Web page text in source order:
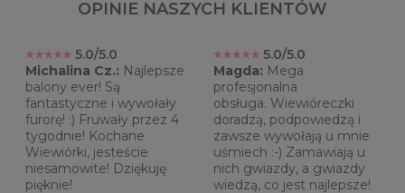
OPINIE NASZYCH KLIENTÓW
5.0/5.0
Michalina Cz.: Najlepsze
balony ever! Są
fantastyczne i wywołały
furorę! :) Fruwały przez 4
tygodnie! Kochane
Wiewiórki, jesteście
niesamowite! Dziękuję
pięknie!
5.0/5.0
Magda: Mega
profesjonalna
obsługa. Wiewióreczki
doradzą, podpowiedzą i
zawsze wywołają u mnie
uśmiech :-) Zamawiają u
nich gwiazdy, a gwiazdy
wiedzą, co jest najlepsze!